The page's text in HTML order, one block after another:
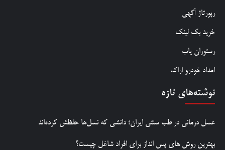
رپورتاژ آگهی
خرید بک لینک
رستوران یاب
امداد خودرو اراک
نوشته‌های تازه
عسل درمانی در طب سنتی ایران؛ دانشی که نسل‌ها حفظش کرده‌اند
بهترین روش‌ های پس‌ انداز برای افراد شاغل چیست؟